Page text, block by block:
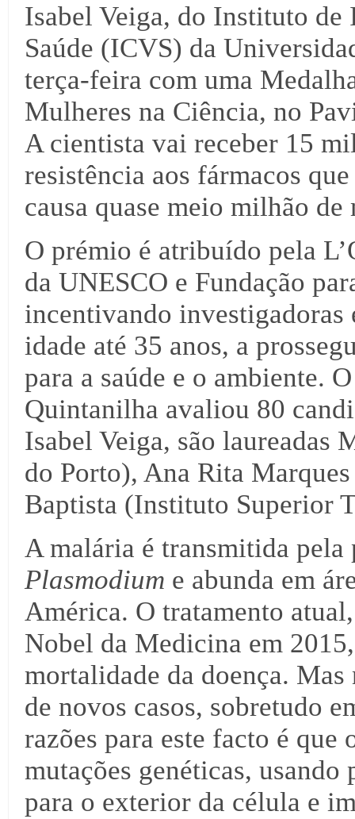
Isabel Veiga, do Instituto de
Saúde (ICVS) da
terça-feira com uma
Mulheres na Ciência, no
A cientista vai receber 15
resistência aos fármacos
causa quase meio milhão de
O prémio é atribuído pela
da UNESCO e Fundação
incentivando investigadoras
idade até 35 anos, a
para a saúde e o ambiente.
Quintanilha avaliou 80
Isabel Veiga, são laureadas
do Porto), Ana Rita
Baptista (Instituto Superior
A malária é transmitida pela
Plasmodium e abunda em
América. O tratamento
Nobel da Medicina em
mortalidade da doença.
de novos casos, sobretudo
razões para este facto é que
mutações genéticas,
para o exterior da célula e